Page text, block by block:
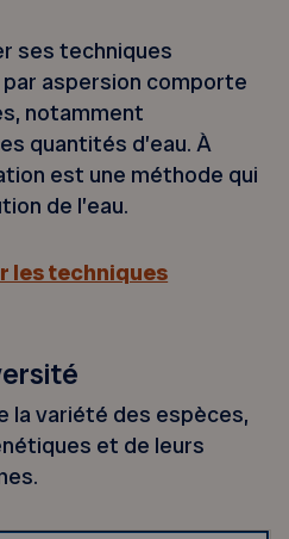
ses techniques
par aspersion comporte
notamment
quantités d’eau. À
est une méthode qui
de l’eau.
les techniques
la variété des espèces,
et de leurs